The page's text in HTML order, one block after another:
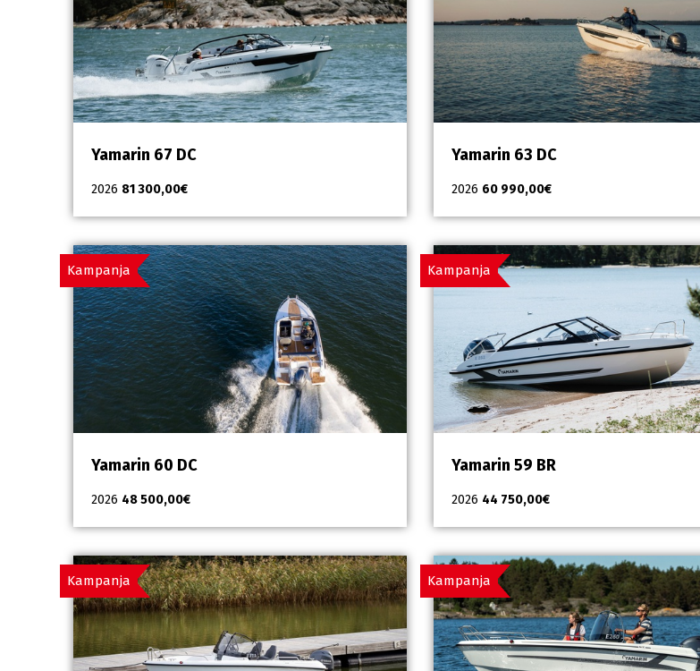
Yamarin 67 DC
2026 81 300,00€
Yamarin 63 DC
2026 60 990,00€
Kampanja
Yamarin 60 DC
2026 48 500,00€
Kampanja
Yamarin 59 BR
2026 44 750,00€
Kampanja Kampanja